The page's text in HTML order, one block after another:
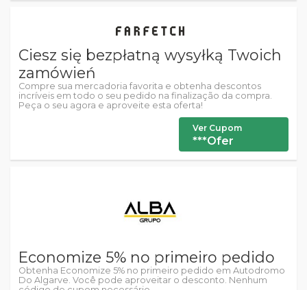
Ciesz się bezpłatną wysyłką Twoich
zamówień
Compre sua mercadoria favorita e obtenha descontos
incríveis em todo o seu pedido na finalização da compra.
Peça o seu agora e aproveite esta oferta!
Ver Cupom
***Ofer
Economize 5% no primeiro pedido
Obtenha Economize 5% no primeiro pedido em Autodromo
Do Algarve. Você pode aproveitar o desconto. Nenhum